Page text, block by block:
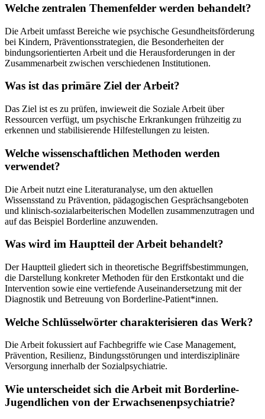
Welche zentralen Themenfelder werden behandelt?
Die Arbeit umfasst Bereiche wie psychische Gesundheitsförderung
bei Kindern, Präventionsstrategien, die Besonderheiten der
bindungsorientierten Arbeit und die Herausforderungen in der
Zusammenarbeit zwischen verschiedenen Institutionen.
Was ist das primäre Ziel der Arbeit?
Das Ziel ist es zu prüfen, inwieweit die Soziale Arbeit über
Ressourcen verfügt, um psychische Erkrankungen frühzeitig zu
erkennen und stabilisierende Hilfestellungen zu leisten.
Welche wissenschaftlichen Methoden werden
verwendet?
Die Arbeit nutzt eine Literaturanalyse, um den aktuellen
Wissensstand zu Prävention, pädagogischen Gesprächsangeboten
und klinisch-sozialarbeiterischen Modellen zusammenzutragen und
auf das Beispiel Borderline anzuwenden.
Was wird im Hauptteil der Arbeit behandelt?
Der Hauptteil gliedert sich in theoretische Begriffsbestimmungen,
die Darstellung konkreter Methoden für den Erstkontakt und die
Intervention sowie eine vertiefende Auseinandersetzung mit der
Diagnostik und Betreuung von Borderline-Patient*innen.
Welche Schlüsselwörter charakterisieren das Werk?
Die Arbeit fokussiert auf Fachbegriffe wie Case Management,
Prävention, Resilienz, Bindungsstörungen und interdisziplinäre
Versorgung innerhalb der Sozialpsychiatrie.
Wie unterscheidet sich die Arbeit mit Borderline-
Jugendlichen von der Erwachsenenpsychiatrie?